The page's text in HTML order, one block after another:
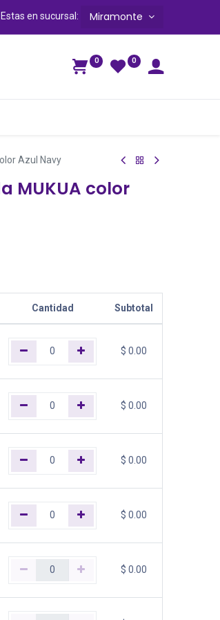
Estas en sucursal: Miramonte
0 0
Azul Navy
MUKUA color
Cantidad Subtotal
$ 0.00
$ 0.00
$ 0.00
$ 0.00
$ 0.00